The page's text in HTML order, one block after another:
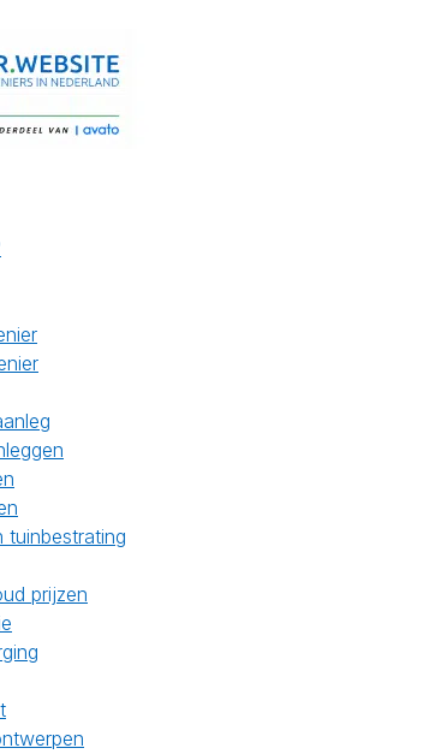
tuinbestrating
prijzen